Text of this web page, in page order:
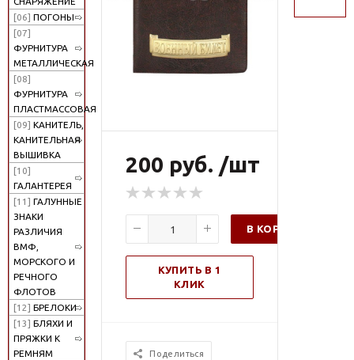
[06] ПОГОНЫ
[07]
ФУРНИТУРА
МЕТАЛЛИЧЕСКАЯ
[08]
ФУРНИТУРА
ПЛАСТМАССОВАЯ
[09] КАНИТЕЛЬ,
КАНИТЕЛЬНАЯ
ВЫШИВКА
[10]
ГАЛАНТЕРЕЯ
[11] ГАЛУННЫЕ
ЗНАКИ
РАЗЛИЧИЯ
ВМФ,
МОРСКОГО И
РЕЧНОГО
ФЛОТОВ
[12] БРЕЛОКИ
[13] БЛЯХИ И
ПРЯЖКИ К
РЕМНЯМ
200 руб. /шт
В КОРЗИНУ
КУПИТЬ В 1
КЛИК
Поделиться